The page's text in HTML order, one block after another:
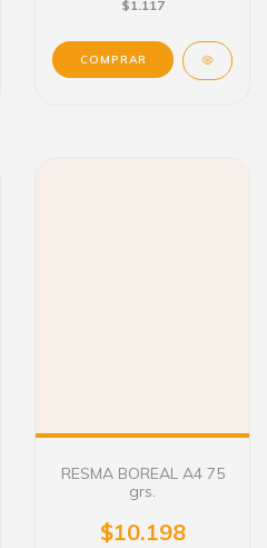
$1.117
COMPRAR
RESMA BOREAL A4 75
grs.
$10.198